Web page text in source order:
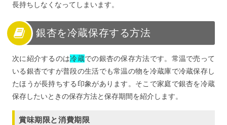
長持ちしなくなってしまいます。
銀杏を冷蔵保存する方法
次に紹介するのは冷蔵での銀杏の保存方法です。常温で売って
いる銀杏ですが普段の生活でも常温の物を冷蔵庫で冷蔵保存し
たほうが長持ちする印象があります。そこで家庭で銀杏を冷蔵
保存したいときの保存方法と保存期間を紹介します。
賞味期限と消費期限